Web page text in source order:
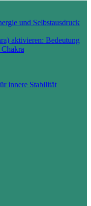
und Selbstausdruck
aktivieren: Bedeutung
innere Stabilität